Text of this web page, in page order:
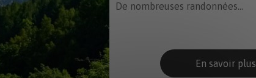
De nombreuses randonnées...
En savoir plus